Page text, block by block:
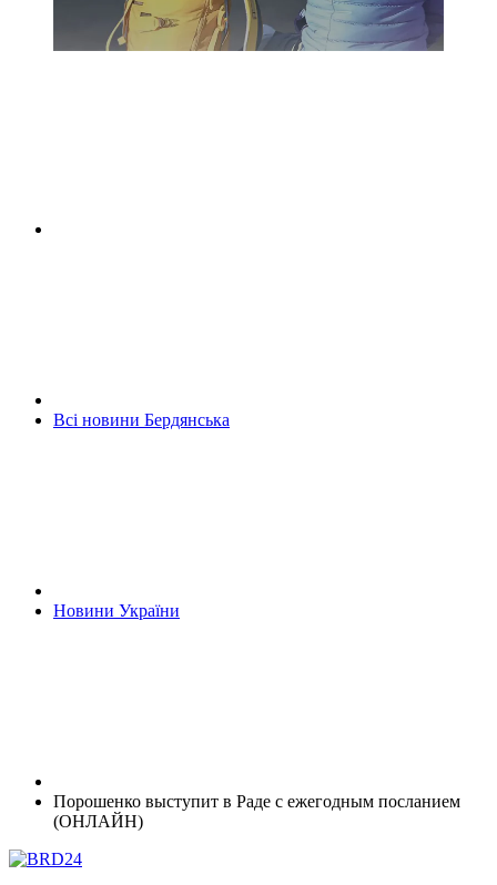
Всі новини Бердянська
Новини України
Порошенко выступит в Раде с ежегодным посланием
(ОНЛАЙН)